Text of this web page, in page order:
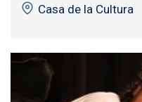
Casa de la Cultura